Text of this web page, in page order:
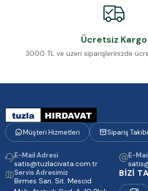
Ücretsiz Kargo
3000 TL ve üzeri siparişlerinizde
Müşteri Hizmetleri Sipariş Takibi
E-Mail Adresi
satis@tuzlacivata.com.tr
E-
Servis Adresimiz
Birmes San. Sit. Mescid
BİZİ